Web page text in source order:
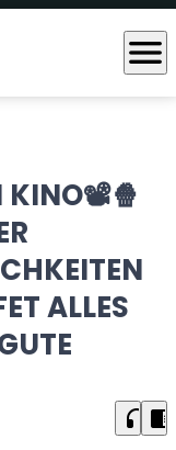
menu
KINO📽️🍿
ALLES
headphones chrome_reader_mode